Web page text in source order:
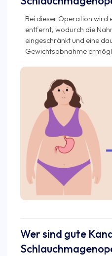
Bei dieser Operation wird
entfernt, wodurch die
eingeschränkt und eine
Gewichtsabnahme
Wer sind gute